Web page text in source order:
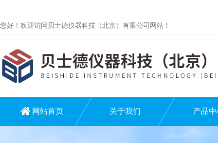
您好！欢迎访问贝士德仪器科技（北京）有限公司网站！
网站首页 关于我们 产品中